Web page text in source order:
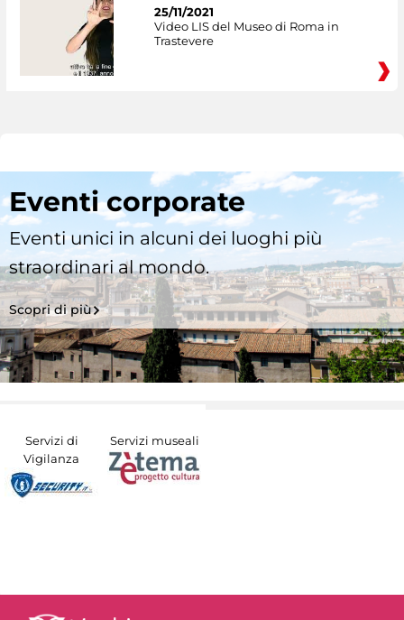
25/11/2021
Video LIS del Museo di Roma in
Trastevere
Eventi corporate
Eventi unici in alcuni dei luoghi più
straordinari al mondo.
Scopri di più
Servizi di
Vigilanza
Servizi museali